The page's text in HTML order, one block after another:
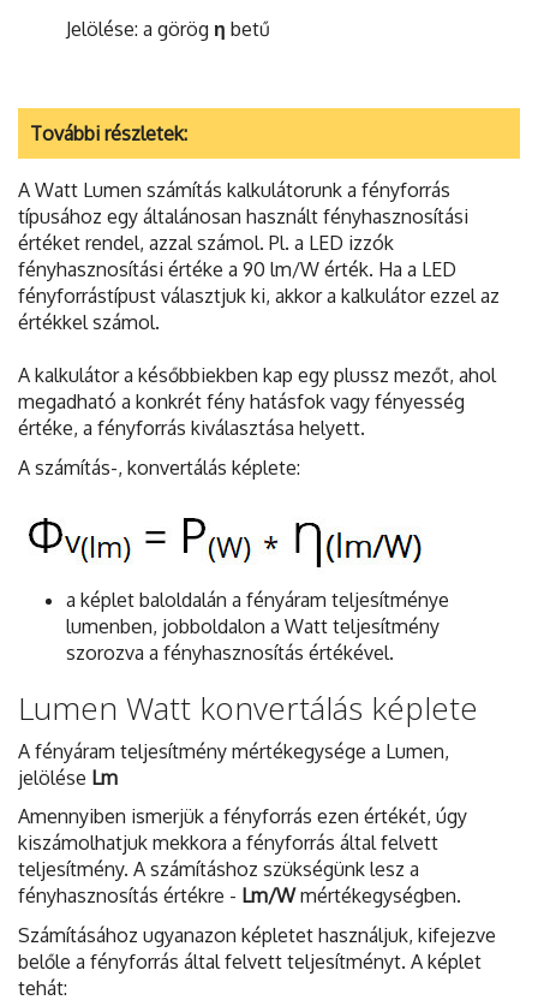
Jelölése: a görög η betű
További részletek:
A Watt Lumen számítás kalkulátorunk a fényforrás
típusához egy általánosan használt fényhasznosítási
értéket rendel, azzal számol. Pl. a LED izzók
fényhasznosítási értéke a 90 lm/W érték. Ha a LED
fényforrástípust választjuk ki, akkor a kalkulátor ezzel az
értékkel számol.
A kalkulátor a későbbiekben kap egy plussz mezőt, ahol
megadható a konkrét fény hatásfok vagy fényesség
értéke, a fényforrás kiválasztása helyett.
A számítás-, konvertálás képlete:
a képlet baloldalán a fényáram teljesítménye
lumenben, jobboldalon a Watt teljesítmény
szorozva a fényhasznosítás értékével.
Lumen Watt konvertálás képlete
A fényáram teljesítmény mértékegysége a Lumen,
jelölése Lm
Amennyiben ismerjük a fényforrás ezen értékét, úgy
kiszámolhatjuk mekkora a fényforrás által felvett
teljesítmény. A számításhoz szükségünk lesz a
fényhasznosítás értékre - Lm/Wmértékegységben.
Számításához ugyanazon képletet használjuk, kifejezve
belőle a fényforrás által felvett teljesítményt. A képlet
tehát: